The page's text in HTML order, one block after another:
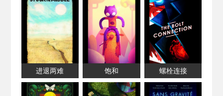
进退两难 饱和 螺栓连接